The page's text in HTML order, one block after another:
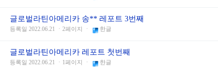
글로벌라틴아메리카 송** 레포트 3번째
등록일 2022.06.21 ㆍ2페이지 ㆍ 한글
글로벌라틴아메리카 레포트 첫번째
등록일 2022.06.21 ㆍ1페이지 ㆍ 한글